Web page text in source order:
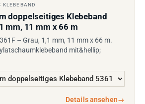
KLEBEBAND
doppelseitiges Klebeband
mm, 11 mm x 66 m
– Grau, 1,1 mm, 11 mm x 66 m.
mit&hellip;
Details ansehen→